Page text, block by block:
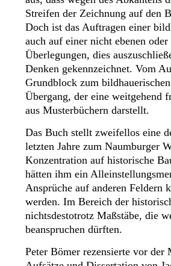
Streifen der Zeichnung auf den
Doch ist das Auftragen einer
auch auf einer nicht ebenen
Überlegungen, dies
Denken gekennzeichnet. Vom
Grundblock zum
Übergang, der eine weitgehend
aus Musterbüchern darstellt.
Das Buch stellt zweifellos eine
letzten Jahre zum Naumburger
Konzentration auf historische
hätten ihm ein
Ansprüche auf anderen Feldern
werden. Im Bereich der
nichtsdestotrotz Maßstäbe, die
beanspruchen dürften.
Peter Bömer rezensierte vor